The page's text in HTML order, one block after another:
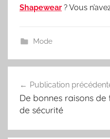
Shapewear ? Vous
Mode
de
l’article
Publication
De bonnes raisons
de sécurité